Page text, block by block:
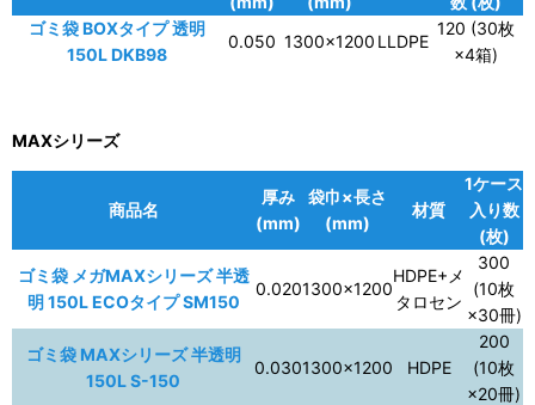
ゴミ袋 BOXタイプ 透明
150L DKB98
0.050 1300×1200 LLDPE
120 (30枚
×4箱)
MAXシリーズ
商品名
厚み
(mm)
袋巾×長さ
(mm)
材質
1ケース
入り数
(枚)
ゴミ袋 メガMAXシリーズ 半透
明 150L ECOタイプ SM150
0.0201300×1200
HDPE+メ
タロセン
300
(10枚
×30冊)
ゴミ袋 MAXシリーズ 半透明
150L S-150
0.0301300×1200 HDPE
200
(10枚
×20冊)